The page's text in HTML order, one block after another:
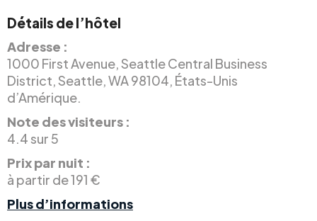
Détails de l’hôtel
Adresse :
1000 First Avenue, Seattle Central Business
District, Seattle, WA 98104, États-Unis
d’Amérique.
Note des visiteurs :
4.4 sur 5
Prix par nuit :
à partir de 191 €
Plus d’informations